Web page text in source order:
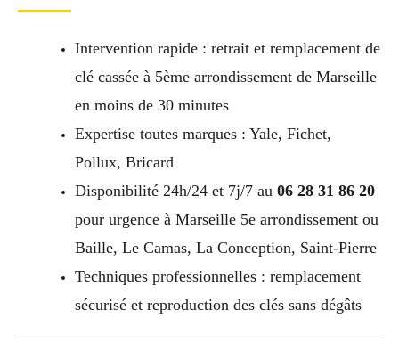
Intervention rapide : retrait et remplacement de
clé cassée à 5ème arrondissement de Marseille
en moins de 30 minutes
Expertise toutes marques : Yale, Fichet,
Pollux, Bricard
Disponibilité 24h/24 et 7j/7 au 06 28 31 86 20
pour urgence à Marseille 5e arrondissement ou
Baille, Le Camas, La Conception, Saint-Pierre
Techniques professionnelles : remplacement
sécurisé et reproduction des clés sans dégâts